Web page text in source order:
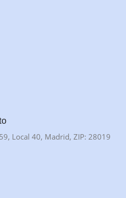
Local 40, Madrid, ZIP: 28019